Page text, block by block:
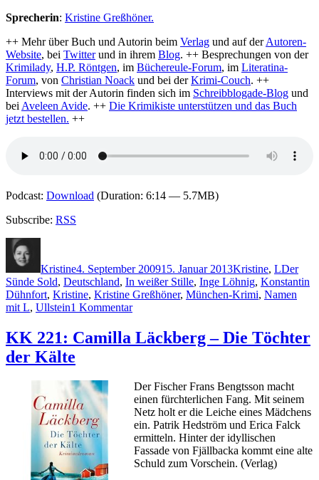
Sprecherin: Kristine Greßhöner.
++ Mehr über Buch und Autorin beim Verlag und auf derAutoren-
Website, bei Twitterund in ihrem Blog. ++ Besprechungen von der
Krimilady, H.P. Röntgen, im Büchereule-Forum, im Literatina-
Forum, von Christian Noack und bei derKrimi-Couch. ++
Interviews mit der Autorin finden sich im Schreibblogade-Blog und
bei Aveleen Avide. ++ Die Krimikiste unterstützen und das Buch
jetzt bestellen. ++
Podcast: Download (Duration: 6:14 — 5.7MB)
Subscribe: RSS
Kristine4. September 200915. Januar 2013Kristine, LDer
Sünde Sold, Deutschland, In weißer Stille, Inge Löhnig, Konstantin
Dühnfort, Kristine, Kristine Greßhöner, München-Krimi, Namen
mit L, Ullstein1 Kommentarzu
225:
Inge
Der
Sünde
Sold
KK 221: Camilla Läckberg – Die Töchter
der Kälte
Der Fischer Frans Bengtsson macht
einen fürchterlichen Fang. Mit seinem
Netz holt er die Leiche eines Mädchens
ein. Patrik Hedström und Erica Falck
ermitteln. Hinter der idyllischen
Fassade von Fjällbacka kommt eine alte
Schuld zum Vorschein. (Verlag)